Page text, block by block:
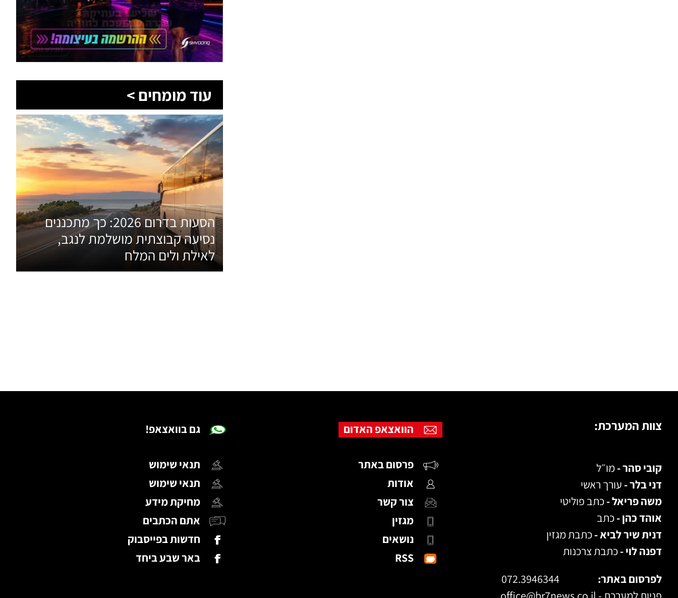
עוד מומחים >
הסעות בדרום 2026: כך מתכננים
נסיעה קבוצתית מושלמת לנגב,
לאילת ולים המלח
גם בוואצאפ!
תנאי שימוש
תנאי שימוש
מחיקת מידע
אתם הכתבים
חדשות בפייסבוק
באר שבע ביחד
הוואצאפ האדום
פרסום באתר
אודות
צור קשר
מגזין
נושאים
RSS
צוות המערכת:
קובי סהר -מו״ל
דני בלר - עורך ראשי
משה פריאל -כתב פוליטי
אוהד כהן -כתב
דנית שיר לביא -כתבת מגזין
דפנה לוי -כתבת צרכנות
לפרסום באתר:
072.3946344